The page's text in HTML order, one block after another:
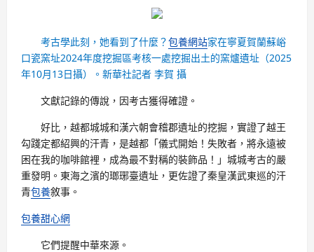
考古學此刻，她看到了什麼？包養網站家在寧夏賀蘭蘇峪
口瓷窯址2024年度挖掘區考核一處挖掘出土的窯爐遺址（2025
年10月13日攝）。新華社記者 李賀 攝
文獻記錄的傳說，因考古獲得確證。
好比，越都城城和漢六朝會稽郡遺址的挖掘，實證了越王
勾踐定都紹興的汗青，是越都「儀式開始！失敗者，將永遠被
困在我的咖啡館裡，成為最不對稱的裝飾品！」城城考古的嚴
重發明。東海之濱的瑯琊臺遺址，更佐證了秦皇漢武東巡的汗
青包養敘事。
包養甜心網
它們提醒中華來源。